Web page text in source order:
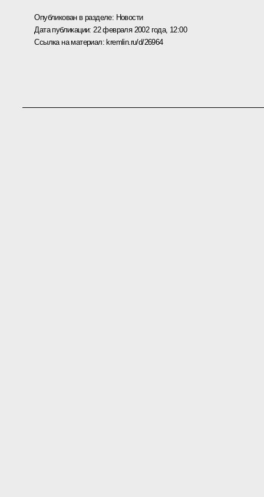
Опубликован в разделе: Новости
Дата публикации: 22 февраля 2002 года, 12:00
Ссылка на материал:kremlin.ru/d/26964